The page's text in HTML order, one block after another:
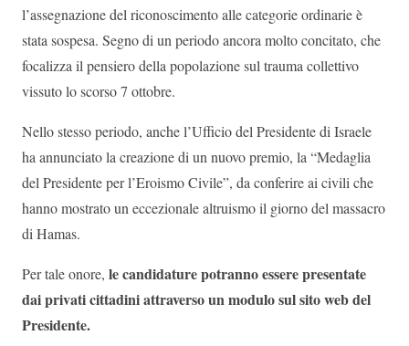
l’assegnazione del riconoscimento alle categorie ordinarie è
stata sospesa. Segno di un periodo ancora molto concitato, che
focalizza il pensiero della popolazione sul trauma collettivo
vissuto lo scorso 7 ottobre.
Nello stesso periodo, anche l’Ufficio del Presidente di Israele
ha annunciato la creazione di un nuovo premio, la “Medaglia
del Presidente per l’Eroismo Civile”, da conferire ai civili che
hanno mostrato un eccezionale altruismo il giorno del massacro
di Hamas.
Per tale onore, le candidature potranno essere presentate
dai privati cittadini attraverso un modulo sul sito web del
Presidente.